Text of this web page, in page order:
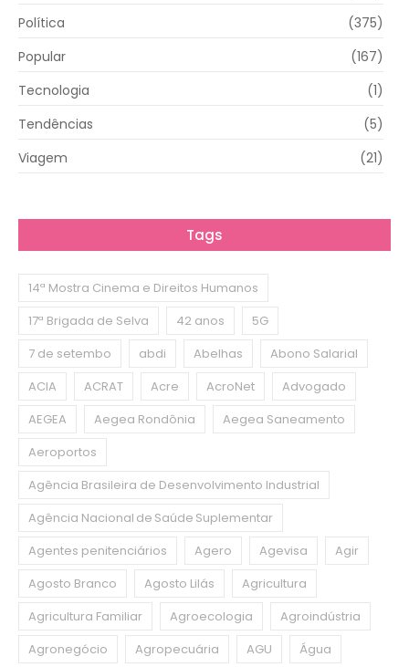
Política
(375)
Popular
(167)
Tecnologia
(1)
Tendências
(5)
Viagem
(21)
Tags
14ª Mostra Cinema e Direitos Humanos
17ª Brigada de Selva
42 anos
5G
7 de setembo
abdi Abelhas
Abono Salarial
ACIA
ACRAT Acre AcroNet
Advogado
AEGEA
Aegea Rondônia
Aegea Saneamento
Aeroportos
Agência Brasileira de Desenvolvimento Industrial
Agência Nacional de Saúde Suplementar
Agentes penitenciários
Agero Agevisa
Agir
Agosto Branco
Agosto Lilás
Agricultura
Agricultura Familiar
Agroecologia
Agroindústria
Agronegócio
Agropecuária AGU Água